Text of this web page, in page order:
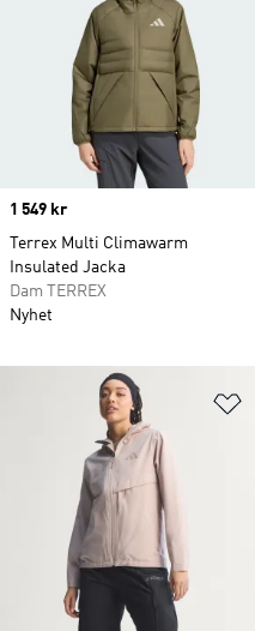
Price
1 549 kr
Terrex Multi Climawarm
Insulated Jacka
Dam TERREX
Nyhet